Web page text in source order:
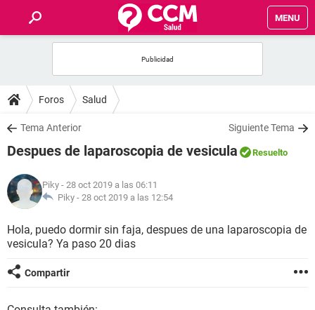
MENU
FOROS
SALUD
FAMILIA
NUTRICIÓN
BIENESTAR
SEXUALIDAD
GLOSARIO
Foros Salud
Tema Anterior Siguiente Tema
Despues de laparoscopia de vesicula Resuelto
Piky - 28 oct 2019 a las 06:11
Piky - 28 oct 2019 a las 12:54
Hola, puedo dormir sin faja, despues de una laparoscopia de
vesicula? Ya paso 20 dias
Compartir